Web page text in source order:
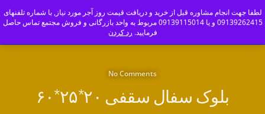
ajoranco_zapas
کارخانه آجر سفال و آجرنما اصفهان-09139115014
No Comments
بلوک سفال سقفی ۲۰*۲۵*۶۰
لطفا جهت انجام مشاوره قبل از خرید و دریافت قیمت روز آجر مورد نیاز, با شماره تلفنهای
09139262415 و یا 09139115014 مربوط به واحد بازرگانی و فروش مجتمع تماس حاصل
فرمایید. رد کردن